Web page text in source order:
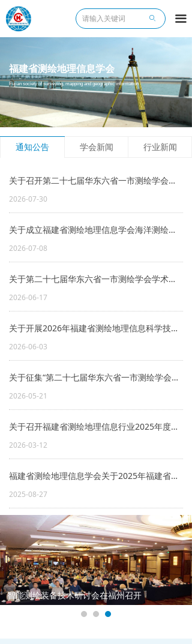
끀
ꄙ
福建省测绘地理信息学会
Fujian society of surveying, mapping and geographic information
智能测绘装备技术研讨会在福州召开
通知公告 学会新闻 行业新闻
关于召开第二十七届华东六省一市测绘学会学术交流会的通知
2026-07-30
关于成立福建省测绘地理信息学会海洋测绘专业委员会暨征集委员的通知
2026-07-08
关于第二十七届华东六省一市测绘学会学术交流会优秀论文（福建）评选结果的公示
2026-06-17
关于开展2026年福建省测绘地理信息科学技术奖评选工作的通知
2026-06-03
关于征集“第二十七届华东六省一市测绘学会学术交流会”论文的通知
2026-05-21
关于召开福建省测绘地理信息行业2025年度学术年会的通知
2026-03-12
福建省测绘地理信息学会关于2025年福建省测绘地理信息科学技术奖评选结果的公示
2025-08-27